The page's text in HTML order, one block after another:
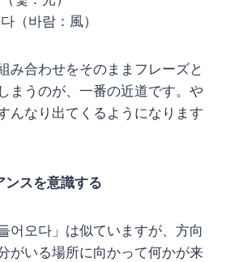
（바람：風）
み合わせをそのままフレーズと
まうのが、一番の近道です。や
んなり出てくるようになります
スを意識する
어오다」は似ていますが、方向
がいる場所に向かって何かが来